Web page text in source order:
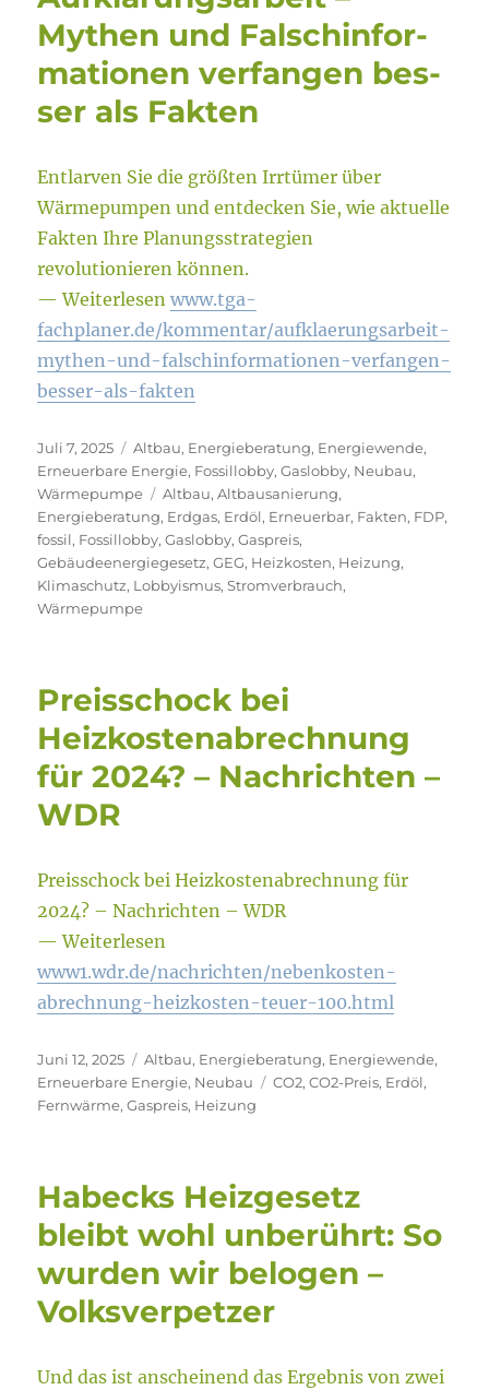
Mythen und Falsch­infor­
ma­tio­nen ver­fan­gen bes­
ser als Fak­ten
Entlarven Sie die größten Irrtümer über
Wärmepumpen und entdecken Sie, wie aktuelle
Fakten Ihre Planungsstrategien
revolutionieren können.
— Weiterlesenwww.tga-
fachplaner.de/kommentar/aufklaerungsarbeit-
mythen-und-falschinformationen-verfangen-
besser-als-fakten
Veröffentlicht
am
Juli 7, 2025 Kategorien
Altbau, Energieberatung, Energiewende,
Erneuerbare Energie, Fossillobby,Gaslobby, Neubau,
Wärmepumpe
Schlagwörter
Altbau,Altbausanierung,
Energieberatung, Erdgas, Erdöl, Erneuerbar, Fakten, FDP,
fossil, Fossillobby,Gaslobby,Gaspreis,
Gebäudeenergiegesetz,GEG, Heizkosten, Heizung,
Klimaschutz, Lobbyismus,Stromverbrauch,
Wärmepumpe
Preisschock bei
Heizkostenabrechnung
für 2024? – Nachrichten –
WDR
Preisschock bei Heizkostenabrechnung für
2024? – Nachrichten – WDR
— Weiterlesen
www1.wdr.de/nachrichten/nebenkosten-
abrechnung-heizkosten-teuer-100.html
Veröffentlicht
am
Juni 12, 2025 Kategorien
Altbau, Energieberatung, Energiewende,
Erneuerbare Energie, Neubau Schlagwörter
CO2,CO2-Preis, Erdöl,
Fernwärme,Gaspreis, Heizung
Habecks Heizgesetz
bleibt wohl unberührt: So
wurden wir belogen –
Volksverpetzer
Und das ist anscheinend das Ergebnis von zwei